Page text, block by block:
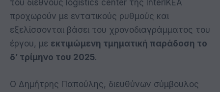
του διεθνούς logistics center της InterIKEA
προχωρούν με εντατικούς ρυθμούς και
εξελίσσονται βάσει του χρονοδιαγράμματος του
έργου, με εκτιμώμενη τμηματική παράδοση το
δ’ τρίμηνο του 2025.
Ο Δημήτρης Παπούλης, διευθύνων σύμβουλος